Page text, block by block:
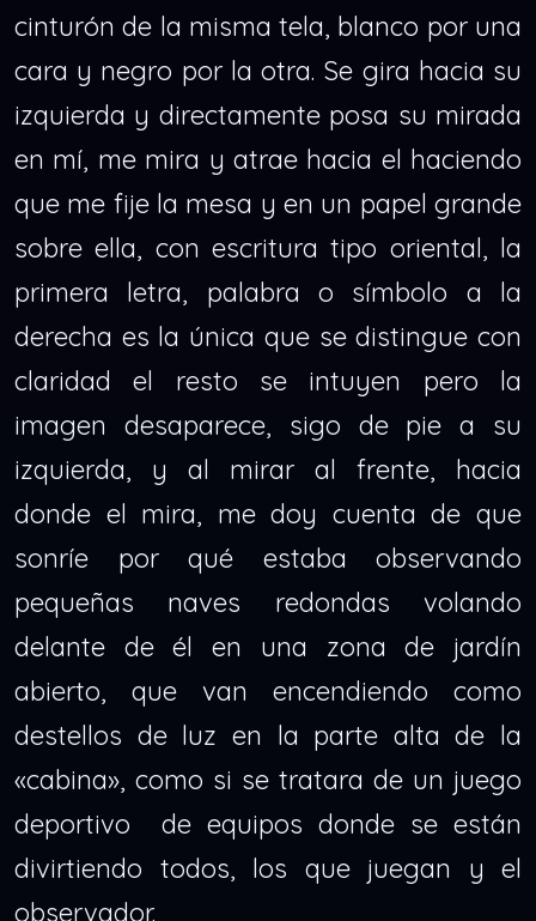
cinturón de la misma tela, blanco por una
cara y negro por la otra. Se gira hacia su
izquierda y directamente posa su mirada
en mí, me mira y atrae hacia el haciendo
que me fije la mesa y en un papel grande
sobre ella, con escritura tipo oriental, la
primera letra, palabra o símbolo a la
derecha es la única que se distingue con
claridad el resto se intuyen pero la
imagen desaparece, sigo de pie a su
izquierda, y al mirar al frente, hacia
donde el mira, me doy cuenta de que
sonríe por qué estaba observando
pequeñas naves redondas volando
delante de él en una zona de jardín
abierto, que van encendiendo como
destellos de luz en la parte alta de la
«cabina», como si se tratara de un juego
deportivo de equipos donde se están
divirtiendo todos, los que juegan y el
observador.